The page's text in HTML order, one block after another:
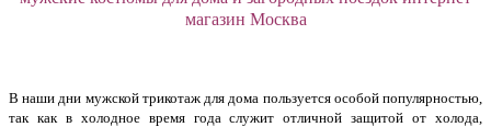
магазин Москва
В наши дни мужской трикотаж для дома пользуется особой популярностью,
так как в холодное время года служит отличной защитой от холода,